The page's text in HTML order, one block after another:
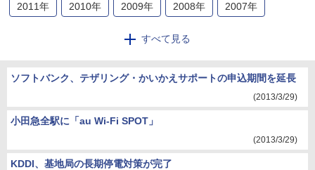
2011年 2010年 2009年 2008年 2007年
2004年 2003
すべて見る
ソフトバンク、テザリング・かいかえサポートの申込期間を延長
(2013/3/29)
小田急全駅に「au Wi-Fi SPOT」
(2013/3/29)
KDDI、基地局の長期停電対策が完了